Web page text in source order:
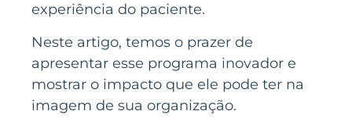
experiência do paciente.
Neste artigo, temos o prazer de
apresentar esse programa inovador e
mostrar o impacto que ele pode ter na
imagem de sua organização.